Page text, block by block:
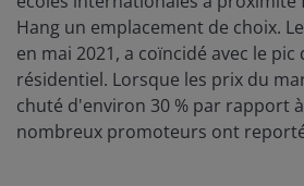
Hang un emplacement de choix.
en mai 2021, a coïncidé avec le pic
résidentiel. Lorsque les prix du
chuté d'environ 30 % par rapport
nombreux promoteurs ont